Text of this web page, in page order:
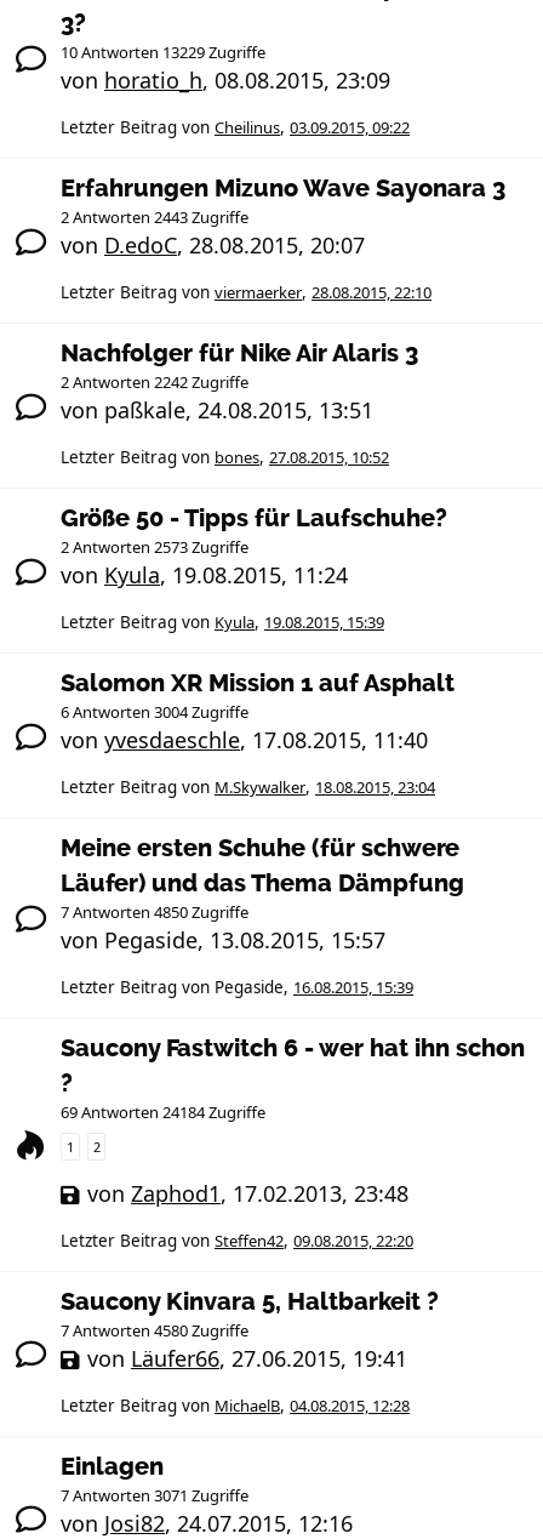
3?
10 Antworten 13229 Zugriffe
von horatio_h, 08.08.2015, 23:09
Letzter Beitrag von Cheilinus, 03.09.2015, 09:22
Erfahrungen Mizuno Wave Sayonara 3
2 Antworten 2443 Zugriffe
von D.edoC, 28.08.2015, 20:07
Letzter Beitrag von viermaerker, 28.08.2015, 22:10
Nachfolger für Nike Air Alaris 3
2 Antworten 2242 Zugriffe
von paßkale, 24.08.2015, 13:51
Letzter Beitrag von bones, 27.08.2015, 10:52
Größe 50 - Tipps für Laufschuhe?
2 Antworten 2573 Zugriffe
von Kyula, 19.08.2015, 11:24
Letzter Beitrag von Kyula, 19.08.2015, 15:39
Salomon XR Mission 1 auf Asphalt
6 Antworten 3004 Zugriffe
von yvesdaeschle, 17.08.2015, 11:40
Letzter Beitrag von M.Skywalker, 18.08.2015, 23:04
Meine ersten Schuhe (für schwere
Läufer) und das Thema Dämpfung
7 Antworten 4850 Zugriffe
von Pegaside, 13.08.2015, 15:57
Letzter Beitrag von Pegaside, 16.08.2015, 15:39
Saucony Fastwitch 6 - wer hat ihn schon
?
69 Antworten 24184 Zugriffe
1 2
von Zaphod1, 17.02.2013, 23:48
Letzter Beitrag von Steffen42, 09.08.2015, 22:20
Saucony Kinvara 5, Haltbarkeit ?
7 Antworten 4580 Zugriffe
von Läufer66, 27.06.2015, 19:41
Letzter Beitrag von MichaelB, 04.08.2015, 12:28
Einlagen
7 Antworten 3071 Zugriffe
von Josi82, 24.07.2015, 12:16